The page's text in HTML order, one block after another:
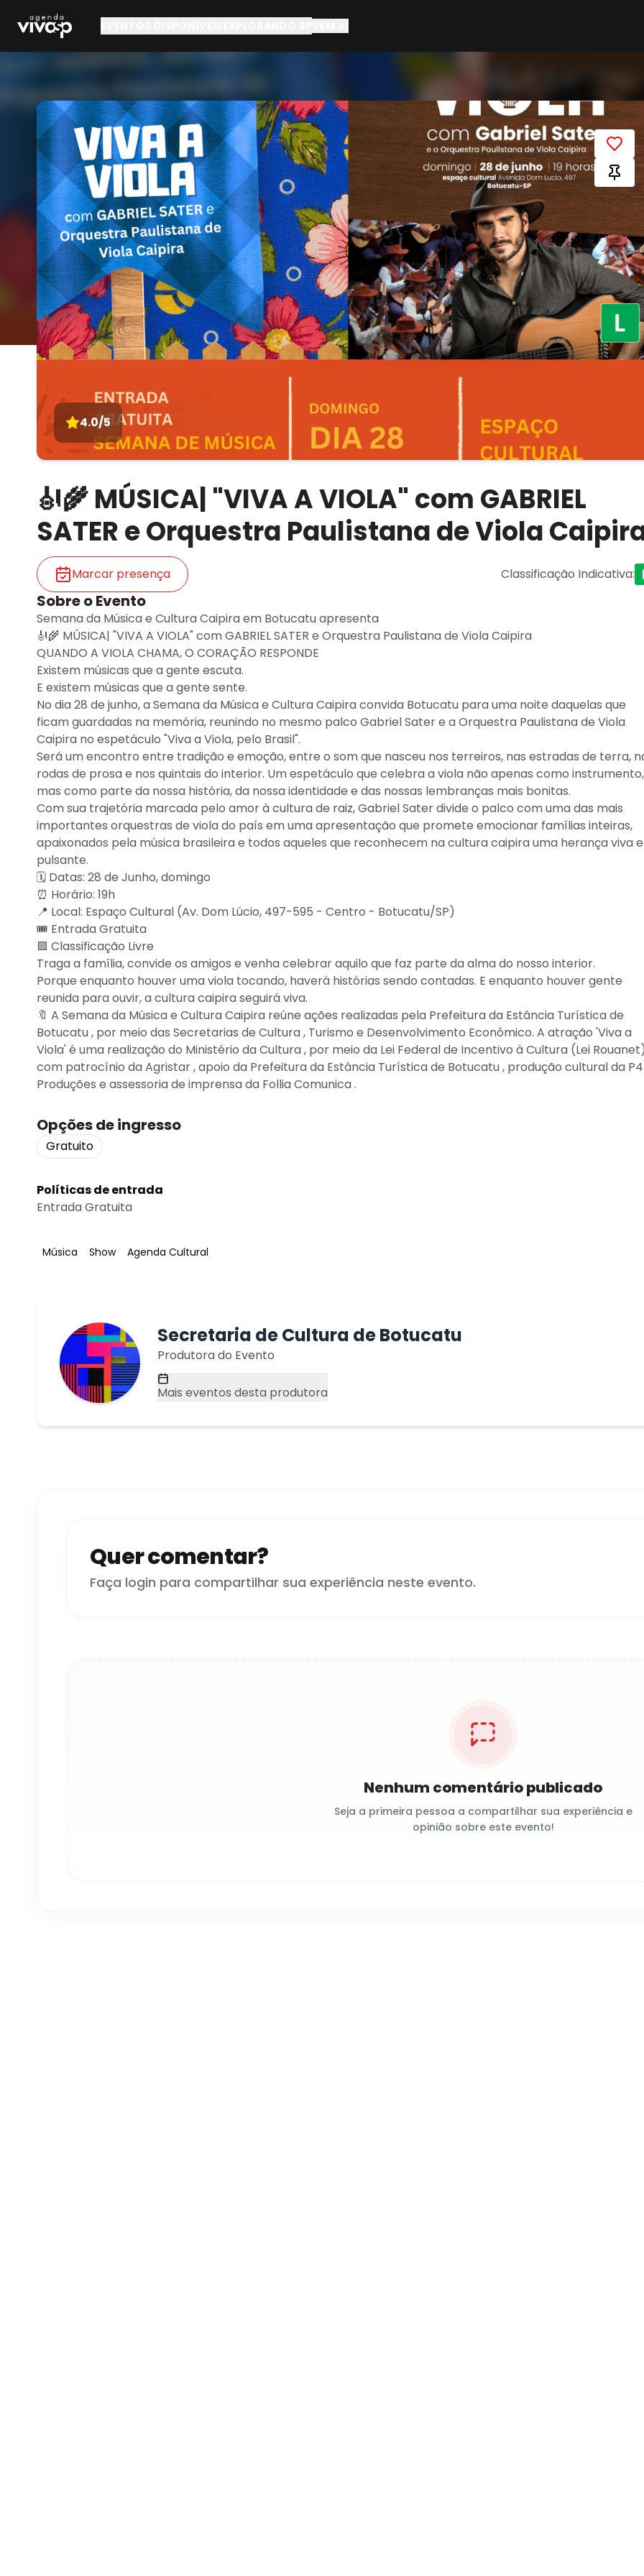
4.0/5
🎻🌾 MÚSICA| "VIVA A VIOLA" com GABRIEL
SATER e Orquestra Paulistana de Viola
Marcar presença Classificação Indicativa:
Sobre o Evento
Semana da Música e Cultura Caipira em Botucatu apresenta
🎻🌾 MÚSICA| "VIVA A VIOLA" com GABRIEL SATER e Orquestra Paulistana de Viola Caipira
QUANDO A VIOLA CHAMA, O CORAÇÃO RESPONDE
Existem músicas que a gente escuta.
E existem músicas que a gente sente.
No dia 28 de junho, a Semana da Música e Cultura Caipira convida Botucatu para uma noite daquelas que
ficam guardadas na memória, reunindo no mesmo palco Gabriel Sater e a Orquestra Paulistana de Viola
Caipira no espetáculo "Viva a Viola, pelo Brasil".
Será um encontro entre tradição e emoção, entre o som que nasceu nos terreiros, nas estradas de terra,
rodas de prosa e nos quintais do interior. Um espetáculo que celebra a viola não apenas como instrumento,
mas como parte da nossa história, da nossa identidade e das nossas lembranças mais bonitas.
Com sua trajetória marcada pelo amor à cultura de raiz, Gabriel Sater divide o palco com uma das mais
importantes orquestras de viola do país em uma apresentação que promete emocionar famílias inteiras,
apaixonados pela música brasileira e todos aqueles que reconhecem na cultura caipira uma herança viva e
pulsante.
🗓️ Datas: 28 de Junho, domingo
⏰ Horário: 19h
📍 Local: Espaço Cultural (Av. Dom Lúcio, 497-595 - Centro - Botucatu/SP)
🎟️ Entrada Gratuita
🟩 Classificação Livre
Traga a família, convide os amigos e venha celebrar aquilo que faz parte da alma do nosso interior.
Porque enquanto houver uma viola tocando, haverá histórias sendo contadas. E enquanto houver gente
reunida para ouvir, a cultura caipira seguirá viva.
🔖 A Semana da Música e Cultura Caipira reúne ações realizadas pela Prefeitura da Estância Turística de
Botucatu , por meio das Secretarias de Cultura , Turismo e Desenvolvimento Econômico. A atração 'Viva a
Viola' é uma realização do Ministério da Cultura , por meio da Lei Federal de Incentivo à Cultura (Lei
com patrocínio da Agristar , apoio da Prefeitura da Estância Turística de Botucatu , produção cultural da P4
Produções e assessoria de imprensa da Follia Comunica .
Opções de ingresso
Gratuito
Políticas de entrada
Entrada Gratuita
Tag:
Música Tag:
Show Tag:
Agenda Cultural
Secretaria de Cultura de Botucatu
Produtora do Evento
Mais eventos desta produtora
Quer comentar?
Faça login para compartilhar sua experiência neste evento.
Nenhum comentário publicado
Seja a primeira pessoa a compartilhar sua experiência e
opinião sobre este evento!